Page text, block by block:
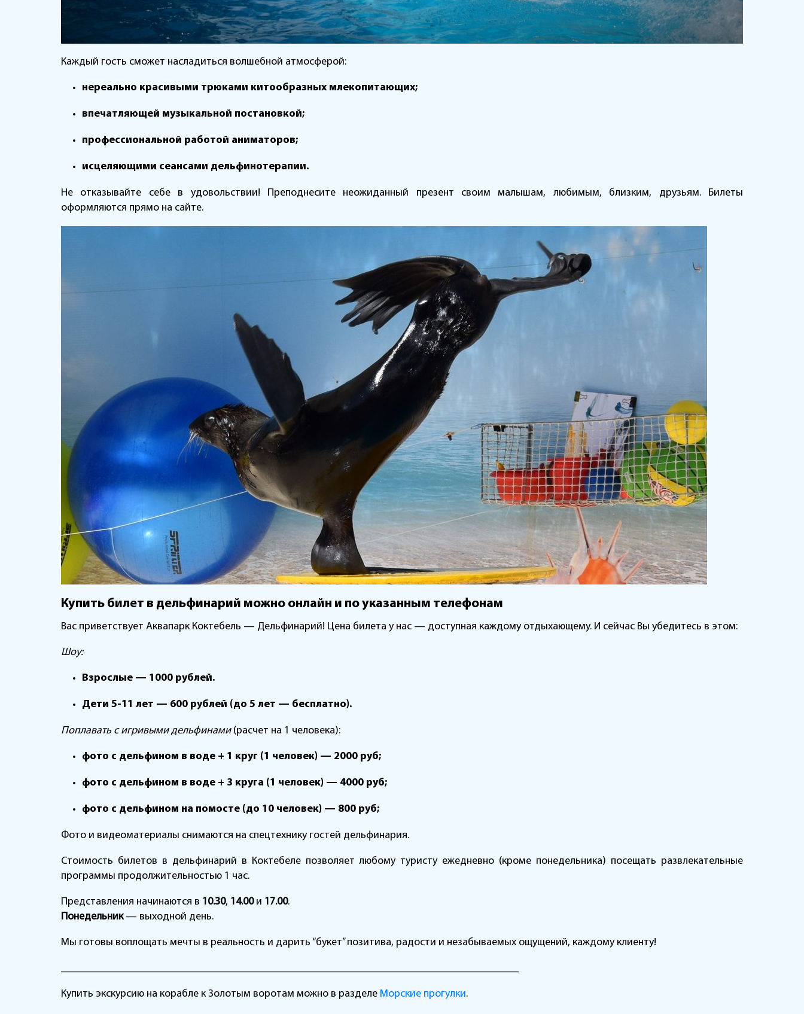
Каждый гость сможет насладиться волшебной атмосферой:
нереально красивыми трюками китообразных млекопитающих;
впечатляющей музыкальной постановкой;
профессиональной работой аниматоров;
исцеляющими сеансами дельфинотерапии.
Не отказывайте себе в удовольствии! Преподнесите неожиданный презент своим малышам, любимым, близким, друзьям. Билеты
оформляются прямо на сайте.
Купить билет в дельфинарий можно онлайн и по указанным телефонам
Вас приветствует Аквапарк Коктебель — Дельфинарий! Цена билета у нас — доступная каждому отдыхающему. И сейчас Вы убедитесь в этом:
Шоу:
Взрослые — 1000 рублей.
Дети 5-11 лет — 600 рублей (до 5 лет — бесплатно).
Поплавать с игривыми дельфинами(расчет на 1 человека):
фото с дельфином в воде + 1 круг (1 человек) — 2000 руб;
фото с дельфином в воде + 3 круга (1 человек) — 4000 руб;
фото с дельфином на помосте (до 10 человек) — 800 руб;
Фото и видеоматериалы снимаются на спецтехнику гостей дельфинария.
Стоимость билетов в дельфинарий в Коктебеле позволяет любому туристу ежедневно (кроме понедельника) посещать развлекательные
программы продолжительностью 1 час.
Представления начинаются в 10.30, 14.00и 17.00.
Понедельник— выходной день.
Мы готовы воплощать мечты в реальность и дарить “букет” позитива, радости и незабываемых ощущений, каждому клиенту!
Купить экскурсию на корабле к Золотым воротам можно в разделе Морские прогулки.